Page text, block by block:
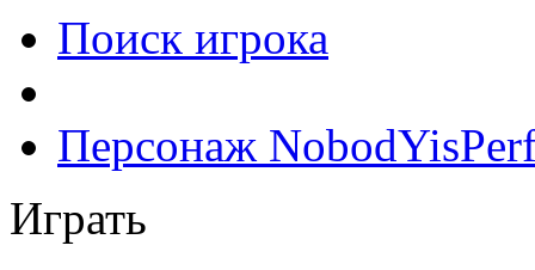
Поиск игрока
Персонаж
Играть